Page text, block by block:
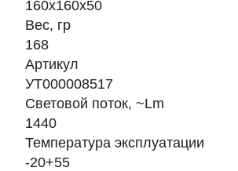
160х160х50
Вес, гр
168
Артикул
УТ000008517
Световой поток, ~Lm
1440
Температура эксплуатации
-20+55